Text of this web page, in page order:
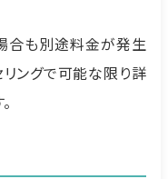
合も別途料金が発生
ングで可能な限り詳